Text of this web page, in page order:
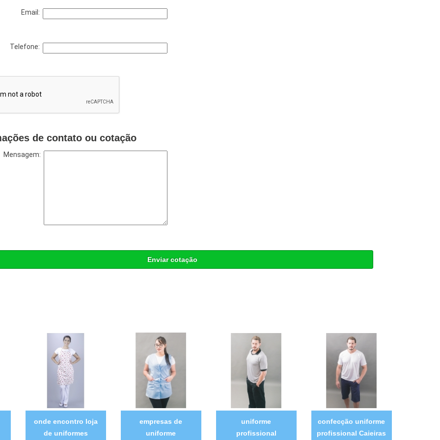
Email:
Telefone:
de contato ou cotação
Mensagem:
Enviar cotação
onde encontro loja
de uniformes
empresas de
uniforme
uniforme
profissional
confecção uniforme
profissional Caieiras